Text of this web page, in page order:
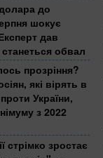
до
шокує
дав
обвал
прозріння?
які вірять в
України,
з 2022
стрімко зростає